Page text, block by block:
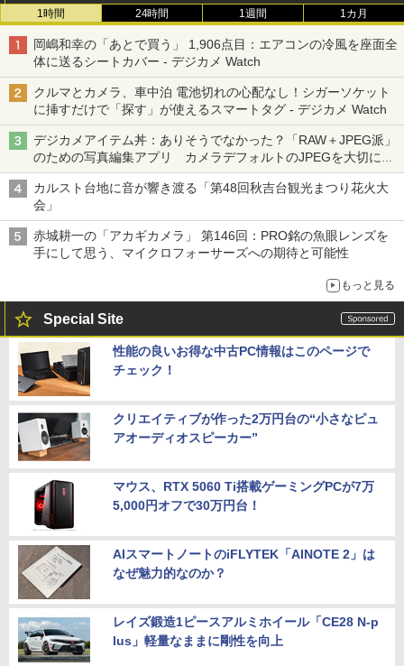
1時間 24時間 1週間 1カ月
岡嶋和幸の「あとで買う」 1,906点目：エアコンの冷風を座面全
体に送るシートカバー - デジカメ Watch
クルマとカメラ、車中泊 電池切れの心配なし！シガーソケット
に挿すだけで「探す」が使えるスマートタグ - デジカメ Watch
デジカメアイテム丼：ありそうでなかった？「RAW＋JPEG派」
のための写真編集アプリ カメラデフォルトのJPEGを大切にす
る「Filmator」
カルスト台地に音が響き渡る「第48回秋吉台観光まつり花火大
会」
赤城耕一の「アカギカメラ」 第146回：PRO銘の魚眼レンズを
手にして思う、マイクロフォーサーズへの期待と可能性
もっと見る
Special Site
性能の良いお得な中古PC情報はこのページで
チェック！
クリエイティブが作った2万円台の“小さなピュ
アオーディオスピーカー”
マウス、RTX 5060 Ti搭載ゲーミングPCが7万
5,000円オフで30万円台！
AIスマートノートのiFLYTEK「AINOTE 2」は
なぜ魅力的なのか？
レイズ鍛造1ピースアルミホイール「CE28 N-p
lus」軽量なままに剛性を向上